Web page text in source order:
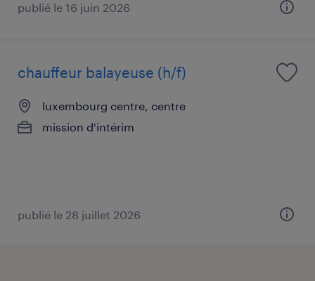
publié le 16 juin 2026
chauffeur balayeuse (h/f)
luxembourg centre, centre
mission d'intérim
publié le 28 juillet 2026